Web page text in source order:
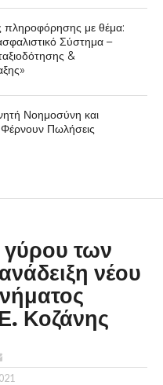
πληροφόρησης με θέμα:
Σύστημα –
&
Νοημοσύνη και
Πωλήσεις
γύρου των
νέου
Κοζάνης